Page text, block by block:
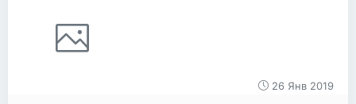
26 Янв 2019